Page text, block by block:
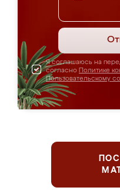
Я соглашаюсь на
согласно Политике
Пользовательскому